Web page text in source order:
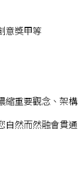
意獎甲等
縮重要觀念、架
然而然融會貫通